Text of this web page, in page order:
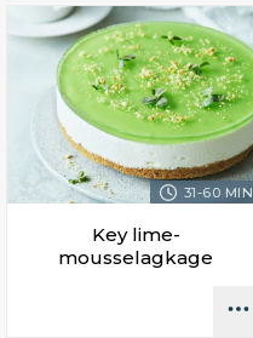
31-60 MIN.
Key lime-
mousselagkage